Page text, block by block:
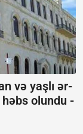
və yaşlı ər-
olundu -